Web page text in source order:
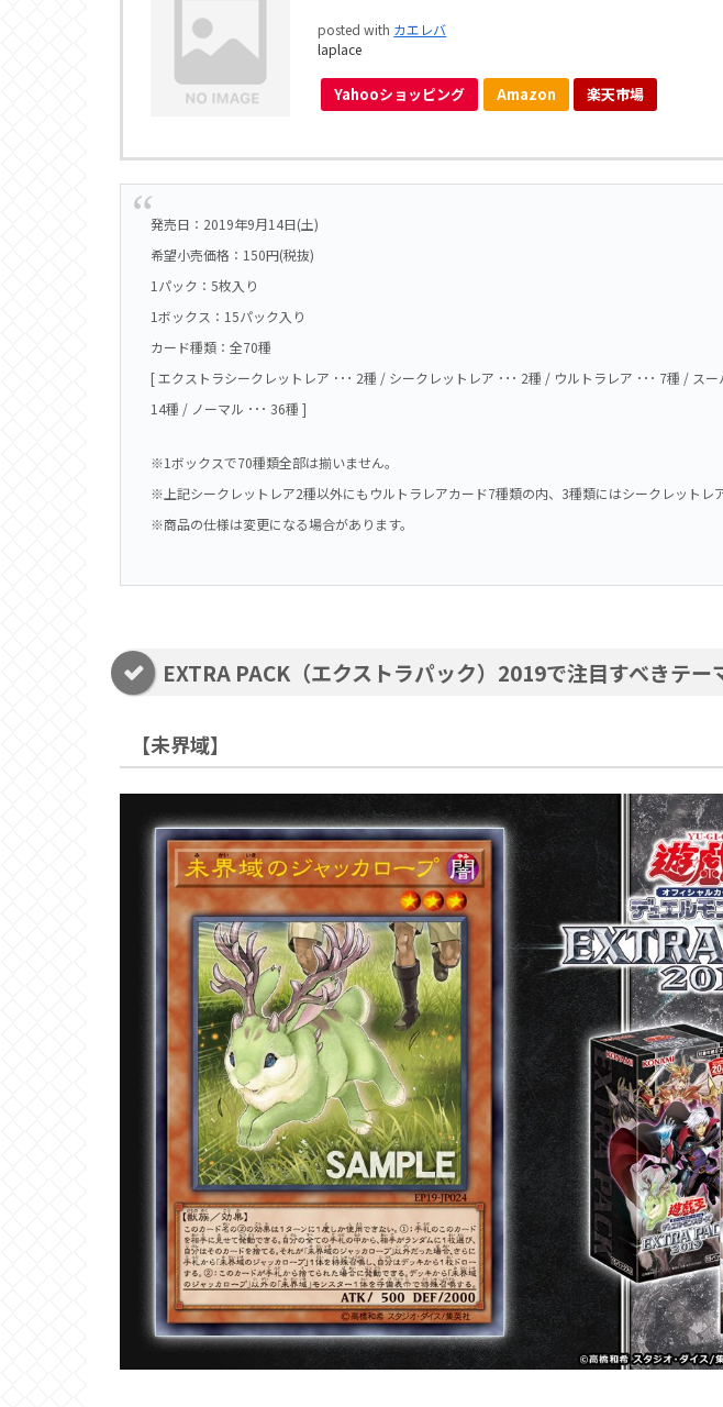
posted with カエレバ
laplace
Yahooショッピング Amazon 楽天市場
発売日：2019年9月14日(土)
希望小売価格：150円(税抜)
1パック：5枚入り
1ボックス：15パック入り
カード種類：全70種
[ エクストラシークレットレア ･･･ 2種 / シークレットレア ･･･ 2種 / ウルトラレア ･･･ 7種 / スー
14種 / ノーマル ･･･ 36種 ]
※1ボックスで70種類全部は揃いません。
※上記シークレットレア2種以外にもウルトラレアカード7種類の内、3種類にはシークレットレ
※商品の仕様は変更になる場合があります。
EXTRA PACK（エクストラパック）2019で注目すべきテー
【未界域】